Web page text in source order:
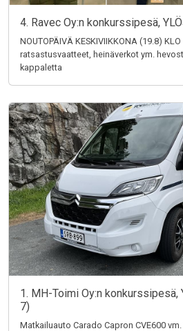
4. Ravec Oy:n konkurssipesä,
NOUTOPÄIVÄ KESKIVIIKKONA (19.8)
ratsastusvaatteet, heinäverkot ym.
kappaletta
1. MH-Toimi Oy:n konkurssipesä,
7)
Matkailuauto Carado Capron CVE600